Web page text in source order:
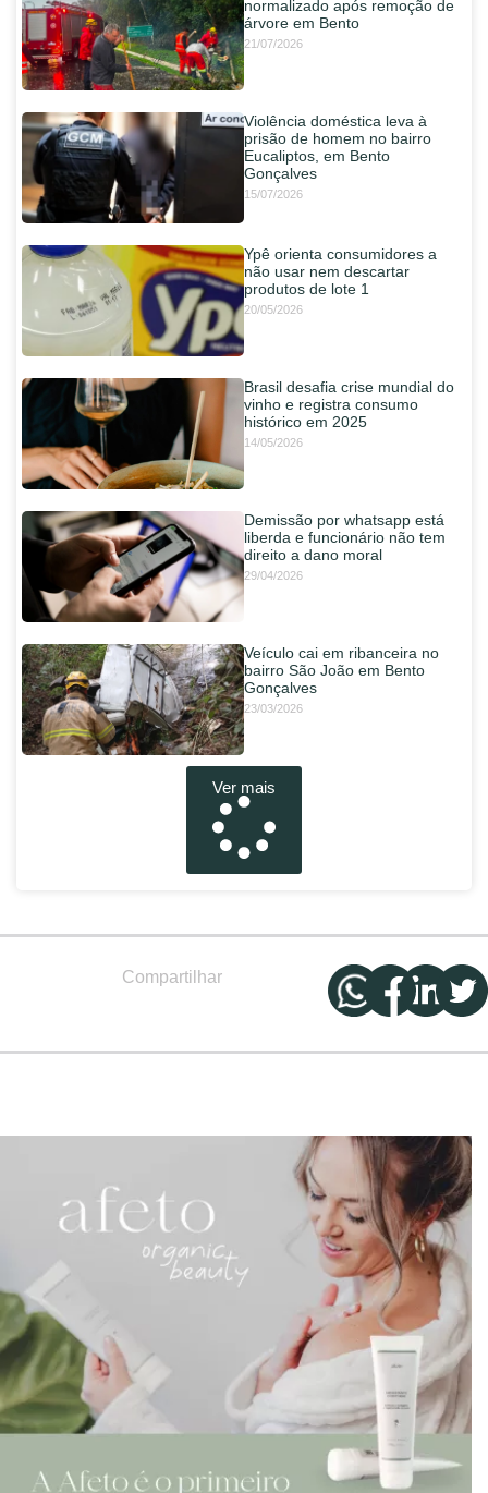
normalizado após remoção de
árvore em Bento
21/07/2026
Violência doméstica leva à
prisão de homem no bairro
Eucaliptos, em Bento
Gonçalves
15/07/2026
Ypê orienta consumidores a
não usar nem descartar
produtos de lote 1
20/05/2026
Brasil desafia crise mundial do
vinho e registra consumo
histórico em 2025
14/05/2026
Demissão por whatsapp está
liberda e funcionário não tem
direito a dano moral
29/04/2026
Veículo cai em ribanceira no
bairro São João em Bento
Gonçalves
23/03/2026
Ver mais
Compartilhar